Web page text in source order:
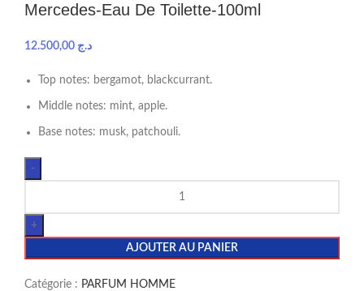
Mercedes-Eau De Toilette-100ml
د.ج
Top notes: bergamot, blackcurrant.
Middle notes: mint, apple.
Base notes: musk, patchouli.
AJOUTER AU PANIER
Catégorie : PARFUM HOMME